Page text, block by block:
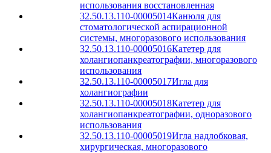
использования восстановленная
32.50.13.110-00005014Канюля для
стоматологической аспирационной
системы, многоразового использования
32.50.13.110-00005016Катетер для
холангиопанкреатографии, многоразового
использования
32.50.13.110-00005017Игла для
холангиографии
32.50.13.110-00005018Катетер для
холангиопанкреатографии, одноразового
использования
32.50.13.110-00005019Игла надлобковая,
хирургическая, многоразового